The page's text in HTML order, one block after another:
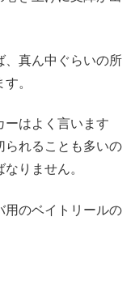
、真ん中ぐらいの所
。
ーはよく言います
られることも多いの
りません。
用のベイトリールの